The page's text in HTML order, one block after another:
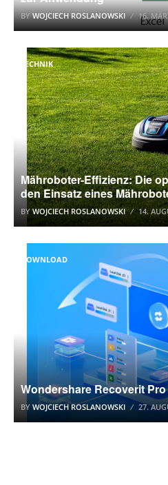
BYWOJCIECH ROSLANOWSKI 16.
TECHNIK
Mähroboter-Effizienz: Die
den Einsatz eines
BY WOJCIECH ROSLANOWSKI 14.
DOWNLOAD
Wondershare Recoverit
BY WOJCIECH ROSLANOWSKI 27.